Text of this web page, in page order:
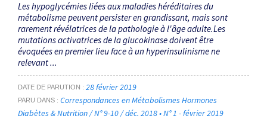
Les hypoglycémies liées aux maladies héréditaires du
métabolisme peuvent persister en grandissant, mais sont
rarement révélatrices de la pathologie à l'âge adulte.Les
mutations activatrices de la glucokinase doivent être
évoquées en premier lieu face à un hyperinsulinisme ne
relevant ...
DATE DE PARUTION 28 février 2019
PARU DANS
Correspondances en Métabolismes Hormones
Diabètes & Nutrition / N° 9-10 / déc. 2018 • N° 1 - février 2019